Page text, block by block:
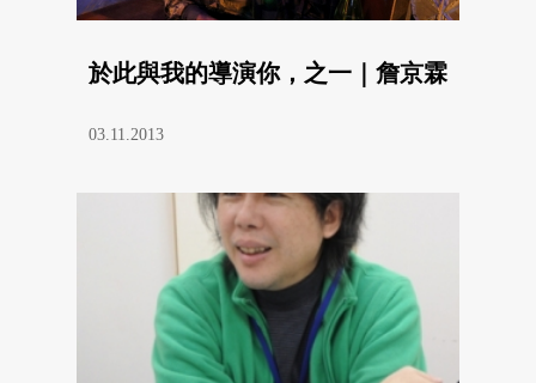
於此與我的導演你，之一｜詹京霖
03.11.2013